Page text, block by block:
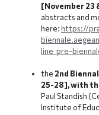
[November 23
abstracts and
here:https://
line_pre-
the 2nd
25-28], with
Paul Standish
Institute of